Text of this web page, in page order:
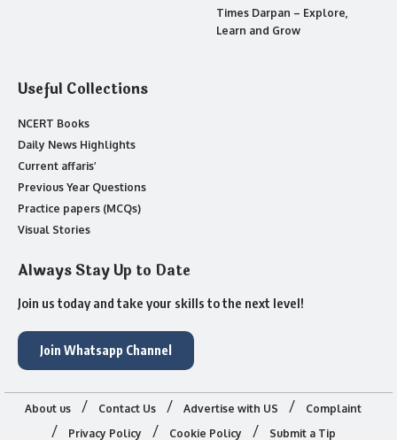
Times Darpan – Explore,
Learn and Grow
Useful Collections
NCERT Books
Daily News Highlights
Current affaris’
Previous Year Questions
Practice papers (MCQs)
Visual Stories
Always Stay Up to Date
Join us today and take your skills to the next level!
Join Whatsapp Channel
About us Contact Us Advertise with US
Complaint
Privacy Policy
Cookie Policy Submit a Tip